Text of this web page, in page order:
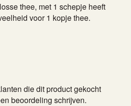
thee, met 1 schepje heeft
voor 1 kopje thee.
die dit product gekocht
beoordeling schrijven.